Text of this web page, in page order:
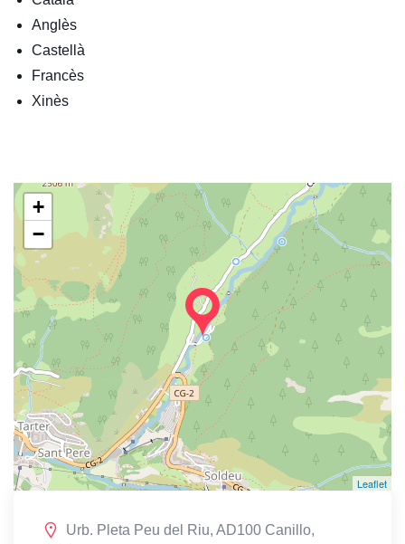
Anglès
Castellà
Francès
Xinès
+
−
Leaflet
Urb. Pleta Peu del Riu, AD100 Canillo,